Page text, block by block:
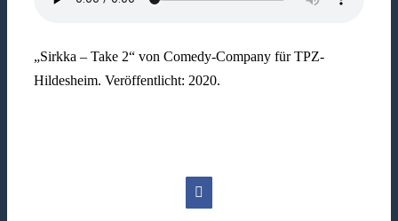
„Sirkka – Take 2“ von Comedy-Company für TPZ-
Hildesheim. Veröffentlicht: 2020.
Facebook